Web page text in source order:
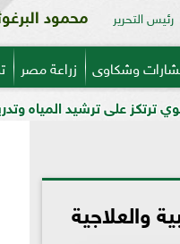
رئيس التحرير محمود
وشكاوى زراعة مصر
وتدريب المزارعين